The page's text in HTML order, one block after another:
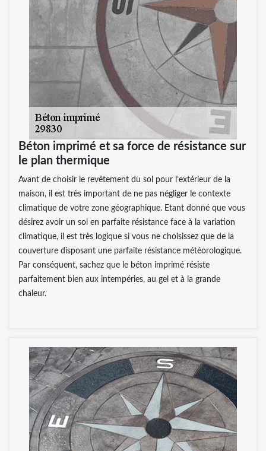
Béton imprimé et sa force de résistance sur
le plan thermique
Avant de choisir le revêtement du sol pour l’extérieur de la
maison, il est très important de ne pas négliger le contexte
climatique de votre zone géographique. Etant donné que vous
désirez avoir un sol en parfaite résistance face à la variation
climatique, il est très logique si vous ne choisissez que de la
couverture disposant une parfaite résistance météorologique.
Par conséquent, sachez que le béton imprimé résiste
parfaitement bien aux intempéries, au gel et à la grande
chaleur.